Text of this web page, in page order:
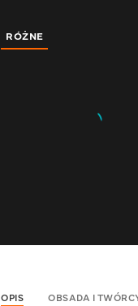
RÓŻNE
OPIS OBSADA I